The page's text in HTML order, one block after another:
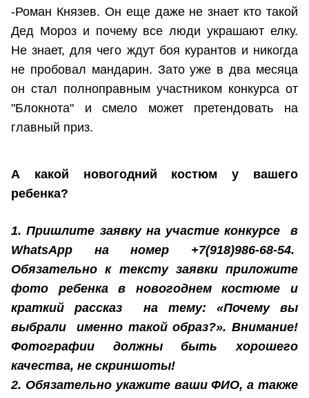
-Роман Князев. Он еще даже не знает кто такой
Дед Мороз и почему все люди украшают елку.
Не знает, для чего ждут боя курантов и никогда
не пробовал мандарин. Зато уже в два месяца
он стал полноправным участником конкурса от
"Блокнота" и смело может претендовать на
главный приз.
А какой новогодний костюм у вашего
ребенка?
1. Пришлите заявку на участие конкурсе в
WhatsApp на номер +7(918)986-68-54.
Обязательно к тексту заявки приложите
фото ребенка в новогоднем костюме и
краткий рассказ на тему: «Почему вы
выбрали именно такой образ?». Внимание!
Фотографии должны быть хорошего
качества, не скриншоты!
2. Обязательно укажите ваши ФИО, а также